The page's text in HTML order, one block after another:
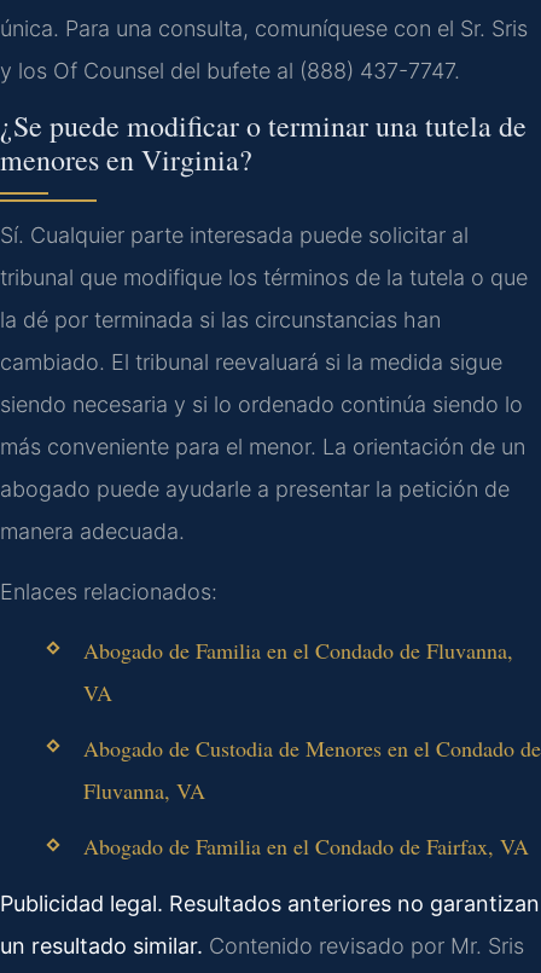
única. Para una consulta, comuníquese con el Sr. Sris
y los Of Counsel del bufete al (888) 437-7747.
¿Se puede modificar o terminar una tutela de
menores en Virginia?
Sí. Cualquier parte interesada puede solicitar al
tribunal que modifique los términos de la tutela o que
la dé por terminada si las circunstancias han
cambiado. El tribunal reevaluará si la medida sigue
siendo necesaria y si lo ordenado continúa siendo lo
más conveniente para el menor. La orientación de un
abogado puede ayudarle a presentar la petición de
manera adecuada.
Enlaces relacionados:
Abogado de Familia en el Condado de Fluvanna,
VA
Abogado de Custodia de Menores en el Condado de
Fluvanna, VA
Abogado de Familia en el Condado de Fairfax, VA
Publicidad legal. Resultados anteriores no garantizan
un resultado similar. Contenido revisado por Mr. Sris